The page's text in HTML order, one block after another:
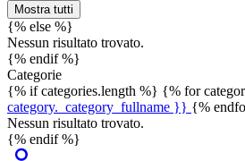
Mostra tutti
{% else %}
Nessun risultato trovato.
{% endif %}
Categorie
{% if categories.length %} {% for
category._category_fullname }} {%
Nessun risultato trovato.
{% endif %}